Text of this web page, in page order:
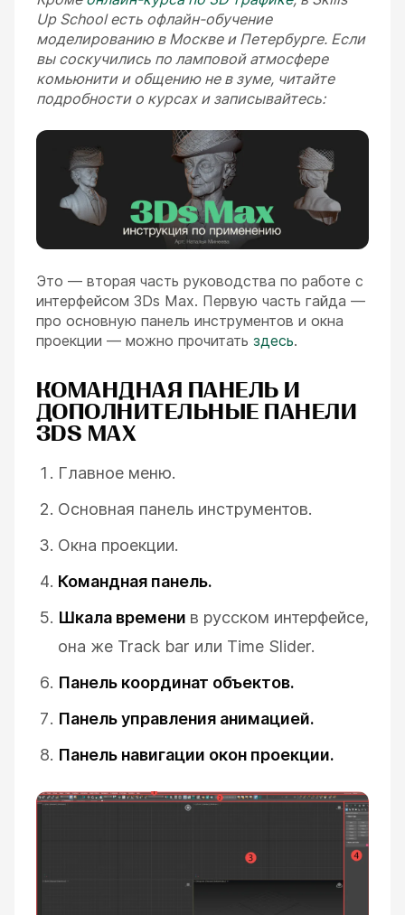
Up School есть офлайн-обучение
моделированию в Москве и Петербурге. Если
вы соскучились по ламповой атмосфере
комьюнити и общению не в зуме, читайте
подробности о курсах и записывайтесь:
Это — вторая часть руководства по работе с
интерфейсом 3Ds Max. Первую часть гайда —
про основную панель инструментов и окна
проекции — можно прочитать здесь.
КОМАНДНАЯ ПАНЕЛЬ И
ДОПОЛНИТЕЛЬНЫЕ ПАНЕЛИ
3DS MAX
Главное меню.
Основная панель инструментов.
Окна проекции.
Командная панель.
Шкала времени в русском интерфейсе,
она же Track bar или Time Slider.
Панель координат объектов.
Панель управления анимацией.
Панель навигации окон проекции.